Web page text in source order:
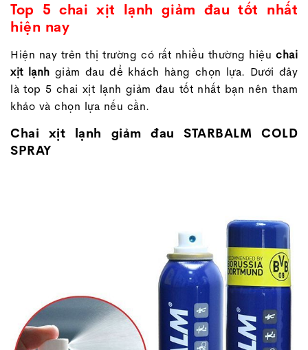
Top 5 chai xịt lạnh giảm đau tốt nhất
hiện nay
Hiện nay trên thị trường có rất nhiều thường hiệu chai
xịt lạnh giảm đau để khách hàng chọn lựa. Dưới đây
là top 5 chai xịt lạnh giảm đau tốt nhất bạn nên tham
khảo và chọn lựa nếu cần.
Chai xịt lạnh giảm đau STARBALM COLD
SPRAY